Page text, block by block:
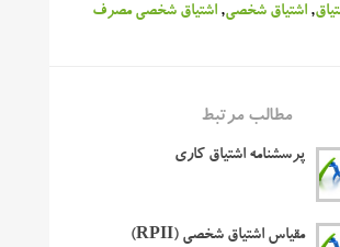
,اشتیاق شخصی,اشتیاق شخصی مصرف
مطالب مرتبط
پرسشنامه اشتیاق کاری
مقیاس اشتیاق شخصی (RPII)